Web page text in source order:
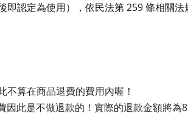
即認定為使用），依民法第 259 條相關法
算在商品退費的費用內喔！
因此是不做退款的！實際的退款金額將為